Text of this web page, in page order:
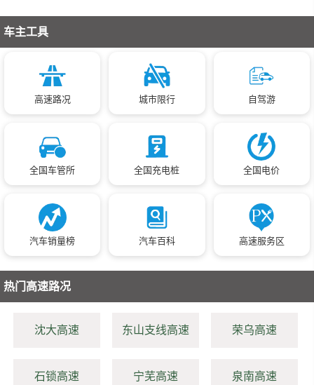
车主工具
高速路况 城市限行 自驾游
全国车管所 全国充电桩 全国电价
汽车销量榜 汽车百科 高速服务区
热门高速路况
沈大高速 东山支线高速 荣乌高速
石锁高速 宁芜高速 泉南高速